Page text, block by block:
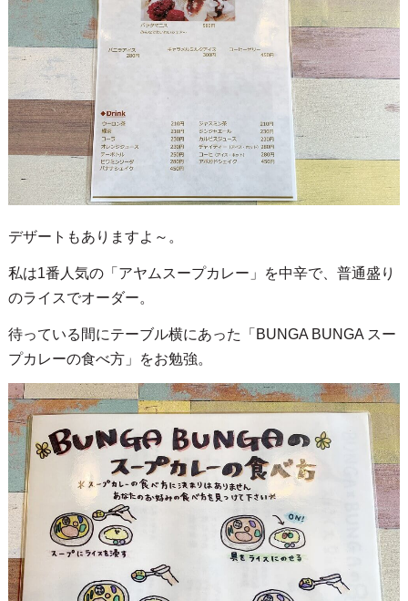
デザートもありますよ～。
私は1番人気の「アヤムスープカレー」を中辛で、普通盛り
のライスでオーダー。
待っている間にテーブル横にあった「BUNGA BUNGA スー
プカレーの食べ方」をお勉強。